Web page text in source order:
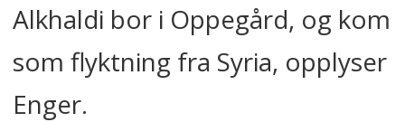
Alkhaldi bor i Oppegård, og kom
som flyktning fra Syria, opplyser
Enger.